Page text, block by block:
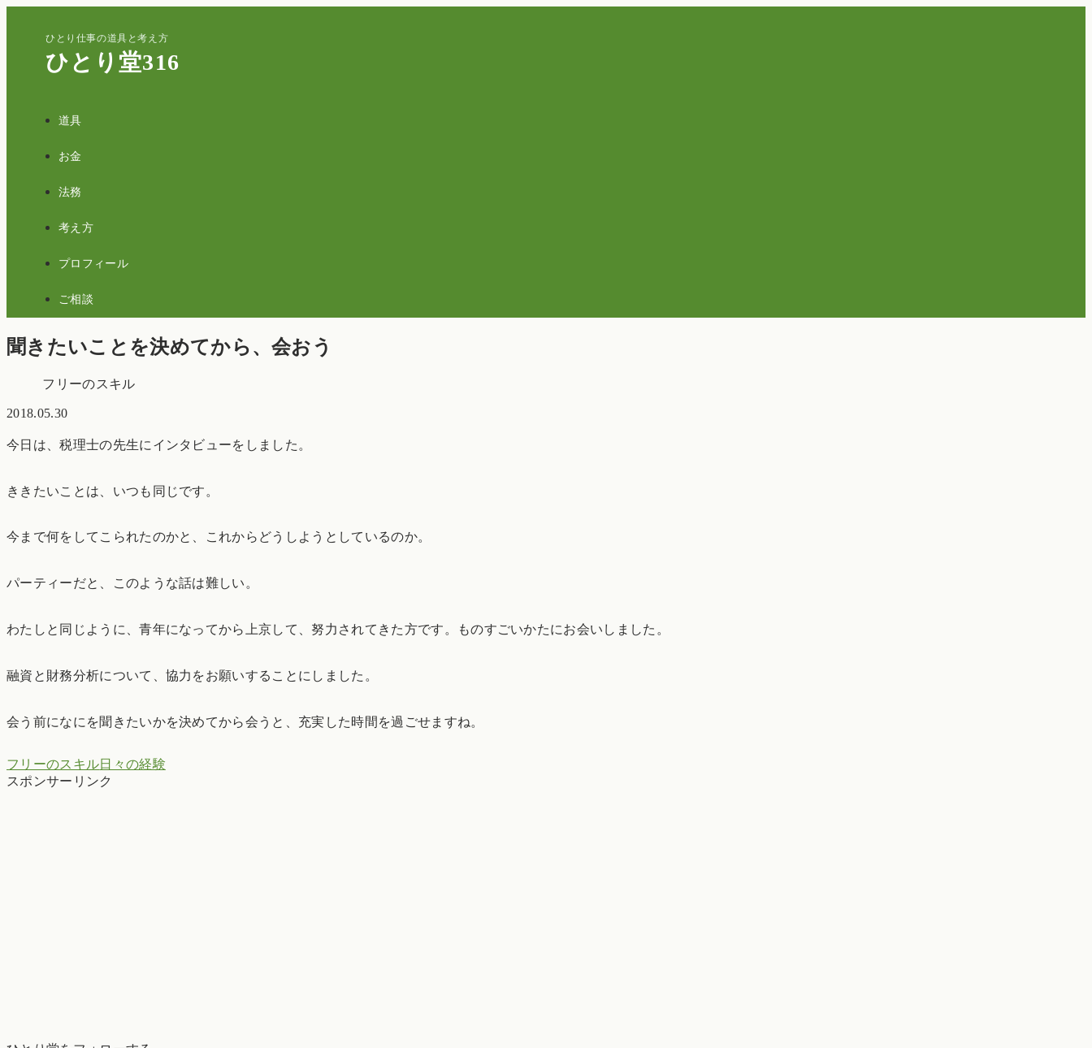
ひとり仕事の道具と考え方
ひとり堂316
道具
お金
法務
考え方
プロフィール
ご相談
聞きたいことを決めてから、会おう
フリーのスキル
2018.05.30
今日は、税理士の先生にインタビューをしました。
ききたいことは、いつも同じです。
今まで何をしてこられたのかと、これからどうしようとしているのか。
パーティーだと、このような話は難しい。
わたしと同じように、青年になってから上京して、努力されてきた方です。ものすごいかたにお会いしました。
融資と財務分析について、協力をお願いすることにしました。
会う前になにを聞きたいかを決めてから会うと、充実した時間を過ごせますね。
フリーのスキル日々の経験
スポンサーリンク